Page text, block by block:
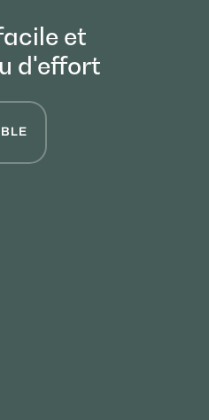
et
d'effort